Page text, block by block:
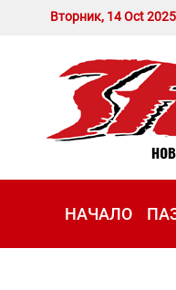
Вторник, 14 Oct 2025
НАЧАЛО